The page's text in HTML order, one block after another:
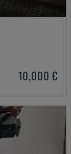
10,000 €